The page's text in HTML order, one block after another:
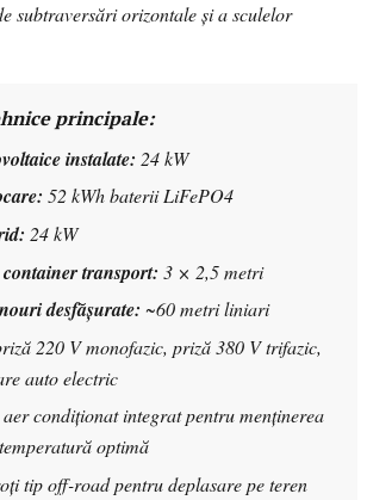
subtraversări orizontale și a sculelor
principale:
instalate: 24 kW
52 kWh baterii LiFePO4
24 kW
transport: 3 × 2,5 metri
desfășurate: ~60 metri liniari
220 V monofazic, priză 380 V trifazic,
auto electric
aer condiționat integrat pentru menținerea
optimă
tip off-road pentru deplasare pe teren